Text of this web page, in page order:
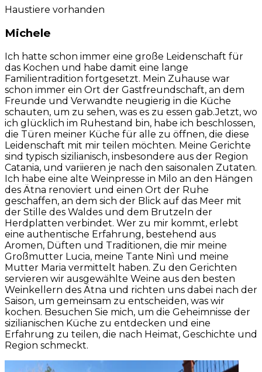
Haustiere vorhanden
Michele
Ich hatte schon immer eine große Leidenschaft für
das Kochen und habe damit eine lange
Familientradition fortgesetzt. Mein Zuhause war
schon immer ein Ort der Gastfreundschaft, an dem
Freunde und Verwandte neugierig in die Küche
schauten, um zu sehen, was es zu essen gab.Jetzt, wo
ich glücklich im Ruhestand bin, habe ich beschlossen,
die Türen meiner Küche für alle zu öffnen, die diese
Leidenschaft mit mir teilen möchten. Meine Gerichte
sind typisch sizilianisch, insbesondere aus der Region
Catania, und variieren je nach den saisonalen Zutaten.
Ich habe eine alte Weinpresse in Milo an den Hängen
des Ätna renoviert und einen Ort der Ruhe
geschaffen, an dem sich der Blick auf das Meer mit
der Stille des Waldes und dem Brutzeln der
Herdplatten verbindet. Wer zu mir kommt, erlebt
eine authentische Erfahrung, bestehend aus
Aromen, Düften und Traditionen, die mir meine
Großmutter Lucia, meine Tante Ninì und meine
Mutter Maria vermittelt haben. Zu den Gerichten
servieren wir ausgewählte Weine aus den besten
Weinkellern des Ätna und richten uns dabei nach der
Saison, um gemeinsam zu entscheiden, was wir
kochen. Besuchen Sie mich, um die Geheimnisse der
sizilianischen Küche zu entdecken und eine
Erfahrung zu teilen, die nach Heimat, Geschichte und
Region schmeckt.